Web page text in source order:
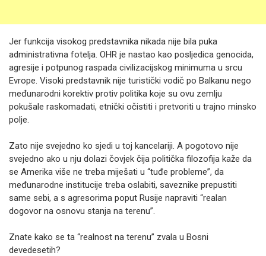
Jer funkcija visokog predstavnika nikada nije bila puka
administrativna fotelja. OHR je nastao kao posljedica genocida,
agresije i potpunog raspada civilizacijskog minimuma u srcu
Evrope. Visoki predstavnik nije turistički vodič po Balkanu nego
međunarodni korektiv protiv politika koje su ovu zemlju
pokušale raskomadati, etnički očistiti i pretvoriti u trajno minsko
polje.
Zato nije svejedno ko sjedi u toj kancelariji. A pogotovo nije
svejedno ako u nju dolazi čovjek čija politička filozofija kaže da
se Amerika više ne treba miješati u “tuđe probleme”, da
međunarodne institucije treba oslabiti, saveznike prepustiti
same sebi, a s agresorima poput Rusije napraviti “realan
dogovor na osnovu stanja na terenu”.
Znate kako se ta “realnost na terenu” zvala u Bosni
devedesetih?